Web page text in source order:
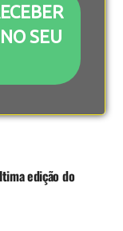
SEU
investimentos
edição do